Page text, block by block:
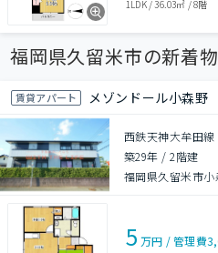
1LDK/36.03㎡ /8階
福岡県久留米市の新着
賃貸アパート メゾンドール小森野
西鉄天神大牟田
築29年 /2階建
福岡県久留米市小
5 万円 /管理費